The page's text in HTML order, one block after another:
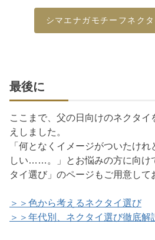
シマエナガモチーフネク
最後に
ここまで、父の日向けのネクタ
えしました。
「何となくイメージがついたけ
しい……。」とお悩みの方に向け
タイ選び」のページもご用意して
＞＞色から考えるネクタイ選び
＞＞年代別、ネクタイ選び徹底解